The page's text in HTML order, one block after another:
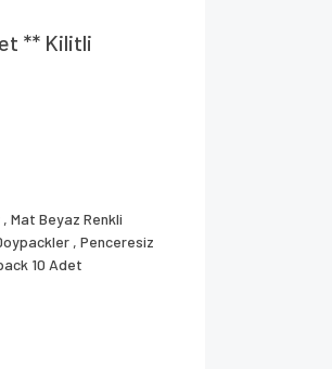
** Kilitli
,Mat Beyaz Renkli
,Penceresiz
10 Adet